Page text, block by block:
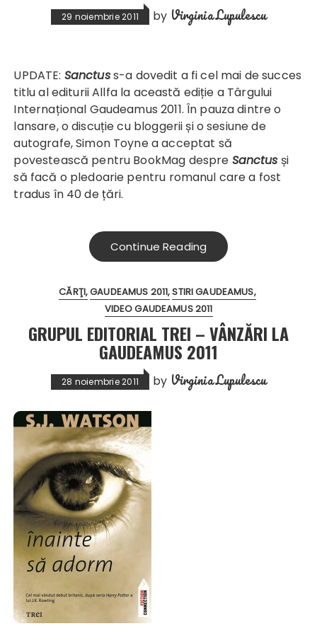
29 noiembrie 2011 by Virginia Lupulescu
UPDATE: Sanctuss-a dovedit a fi cel mai de succes
titlu al editurii Allfa la această ediție a Târgului
Internațional Gaudeamus 2011. În pauza dintre o
lansare, o discuție cu bloggerii și o sesiune de
autografe, Simon Toyne a acceptat să
povestească pentru BookMag despre Sanctusși
să facă o pledoarie pentru romanul care a fost
tradus în 40 de țări.
Continue Reading
CĂRŢI GAUDEAMUS 2011 STIRI GAUDEAMUS
VIDEO GAUDEAMUS 2011
GRUPUL EDITORIAL TREI – VÂNZĂRI LA
GAUDEAMUS 2011
28 noiembrie 2011 by Virginia Lupulescu